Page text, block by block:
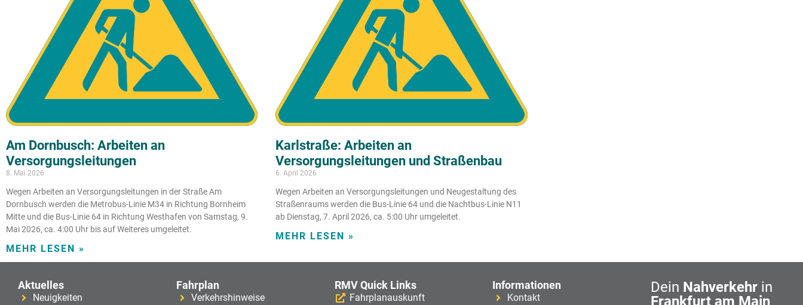
Am Dornbusch: Arbeiten an
Versorgungsleitungen
8. Mai 2026
Wegen Arbeiten an Versorgungsleitungen in der Straße Am
Dornbusch werden die Metrobus-Linie M34 in Richtung Bornheim
Mitte und die Bus-Linie 64 in Richtung Westhafen von Samstag, 9.
Mai 2026, ca. 4:00 Uhr bis auf Weiteres umgeleitet.
MEHR LESEN »
Karlstraße: Arbeiten an
Versorgungsleitungen und Straßenbau
6. April 2026
Wegen Arbeiten an Versorgungsleitungen und Neugestaltung des
Straßenraums werden die Bus-Linie 64 und die Nachtbus-Linie N11
ab Dienstag, 7. April 2026, ca. 5:00 Uhr umgeleitet.
MEHR LESEN »
Aktuelles
Neuigkeiten
Fahrplan
Verkehrshinweise
RMV Quick Links
Fahrplanauskunft
Informationen
Kontakt
Dein Nahverkehr in
Frankfurt am Main